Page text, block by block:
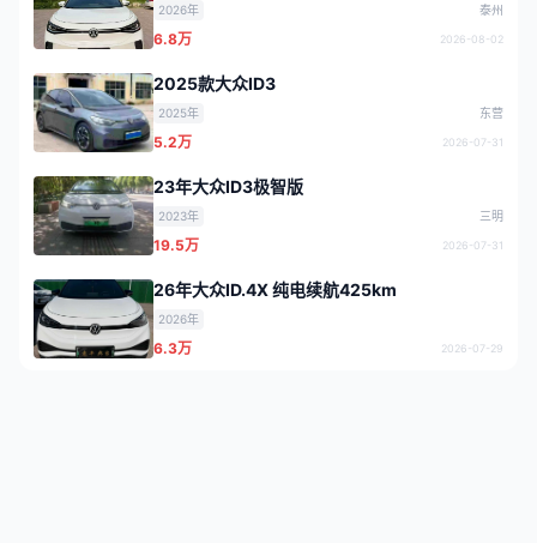
2026年 泰州
6.8万 2026-08-02
2025款大众ID3
2025年 东营
5.2万 2026-07-31
23年大众ID3极智版
2023年 三明
19.5万 2026-07-31
26年大众ID.4X 纯电续航425km
2026年
6.3万 2026-07-29